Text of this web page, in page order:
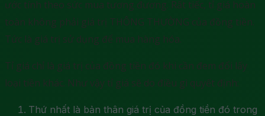
ước tính theo sức mua tương đương. Rất tiếc, tỉ giá hoàn
toàn không phải giá trị THÔNG THƯỜNG của đồng tiền.
Tức là giá trị sử dụng để mua hàng hóa.
Tỉ giá chỉ là giá trị của đồng tiền đó khi cần đem đổi lấy
loại tiền khác. Như vậy tỉ giá sẽ do điều gì quyết định:
Thứ nhất là bản thân giá trị của đồng tiền đó trong